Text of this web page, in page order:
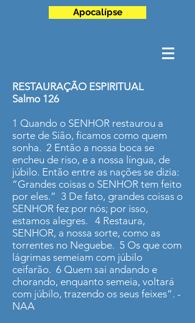
Apocalípse
RESTAURAÇÃO ESPIRITUAL
Salmo 126
1 Quando o SENHOR restaurou a
sorte de Sião, ficamos como quem
sonha. 2 Então a nossa boca se
encheu de riso, e a nossa língua, de
júbilo. Então entre as nações se dizia:
“Grandes coisas o SENHOR tem feito
por eles.” 3 De fato, grandes coisas o
SENHOR fez por nós; por isso,
estamos alegres. 4 Restaura,
SENHOR, a nossa sorte, como as
torrentes no Neguebe. 5 Os que com
lágrimas semeiam com júbilo
ceifarão. 6 Quem sai andando e
chorando, enquanto semeia, voltará
com júbilo, trazendo os seus feixes”. -
NAA